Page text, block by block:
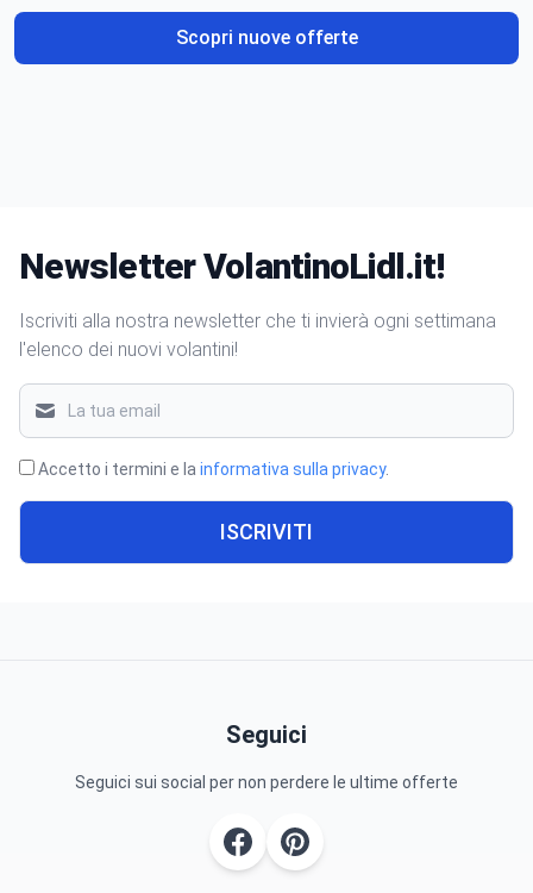
Scopri nuove offerte
Newsletter VolantinoLidl.it!
Iscriviti alla nostra newsletter che ti invierà ogni settimana
l'elenco dei nuovi volantini!
Accetto i termini e la informativa sulla privacy.
ISCRIVITI
Seguici
Seguici sui social per non perdere le ultime offerte